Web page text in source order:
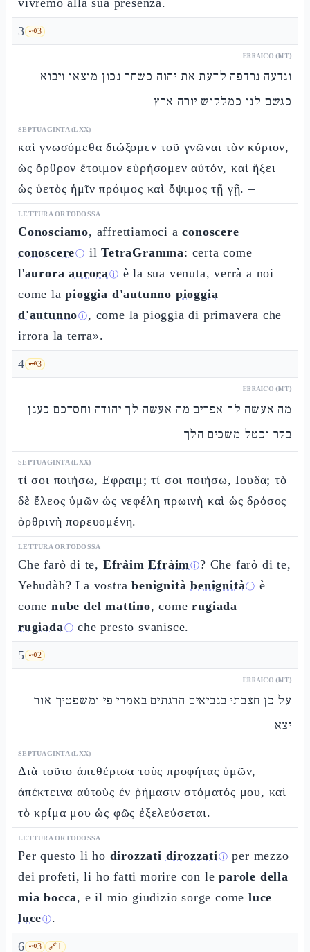
vivremo alla sua presenza.
3 🗝️3
EBRAICO (MT)
ונדעה נרדפה לדעת את יהוה כשחר נכון מוצאו ויבוא
כגשם לנו כמלקוש יורה ארץ
SEPTUAGINTA (LXX)
καὶ γνωσόμεθα διώξομεν τοῦ γνῶναι τὸν κύριον,
ὡς ὄρθρον ἕτοιμον εὑρήσομεν αὐτόν, καὶ ἥξει
ὡς ὑετὸς ἡμῖν πρόιμος καὶ ὄψιμος τῇ γῇ. –
LETTURA ORTODOSSA
Conosciamo, affrettiamoci aconoscere
conoscereⓘ ilTetraGramma: certa come
l'aurora auroraⓘ è la sua venuta, verrà a noi
come lapioggia d'autunno pioggia
d'autunnoⓘ, come la pioggia di primavera che
irrora la terra».
4 🗝️3
EBRAICO (MT)
מה אעשה לך אפרים מה אעשה לך יהודה וחסדכם כענן
בקר וכטל משכים הלך
SEPTUAGINTA (LXX)
τί σοι ποιήσω, Εφραιμ; τί σοι ποιήσω, Ιουδα; τὸ
δὲ ἔλεος ὑμῶν ὡς νεφέλη πρωινὴ καὶ ὡς δρόσος
ὀρθρινὴ πορευομένη.
LETTURA ORTODOSSA
Che farò di te, Efràim Efràimⓘ? Che farò di te,
Yehudàh? La vostrabenignità benignitàⓘ è
come nube del mattino, comerugiada
rugiadaⓘ che presto svanisce.
5 🗝️2
EBRAICO (MT)
על כן חצבתי בנביאים הרגתים באמרי פי ומשפטיך אור
יצא
SEPTUAGINTA (LXX)
Διὰ τοῦτο ἀπεθέρισα τοὺς προφήτας ὑμῶν,
ἀπέκτεινα αὐτοὺς ἐν ῥήμασιν στόματός μου, καὶ
τὸ κρίμα μου ὡς φῶς ἐξελεύσεται.
LETTURA ORTODOSSA
Per questo li ho dirozzati dirozzatiⓘ per mezzo
dei profeti, li ho fatti morire con leparole della
mia bocca, e il mio giudizio sorge comeluce
luceⓘ.
6 🗝️3 🔗1